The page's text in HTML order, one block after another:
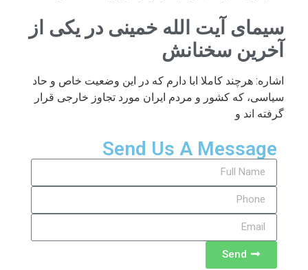
سیمای آیت الله خمینی در یکی از
آخرین سخنانش
اشاره: هرچند کاملا ابا دارم که در این وضعیت خاص و حاد
سیاسی، که کشور و مردم ایران مورد تجاوز خارجی قرار
گرفته اند و
Send Us A Message
Send